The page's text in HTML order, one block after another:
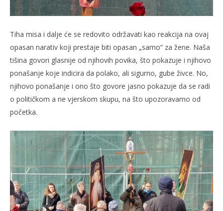
Tiha misa i dalje će se redovito održavati kao reakcija na ovaj
opasan narativ koji prestaje biti opasan „samo“ za žene. Naša
tišina govori glasnije od njihovih povika, što pokazuje i njihovo
ponašanje koje indicira da polako, ali sigurno, gube živce. No,
njihovo ponašanje i ono što govore jasno pokazuje da se radi
o političkom a ne vjerskom skupu, na što upozoravamo od
početka.